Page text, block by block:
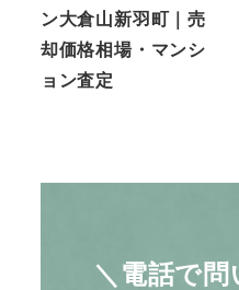
ン大倉山新羽町｜売
却価格相場・マンシ
ョン査定
＼電話で